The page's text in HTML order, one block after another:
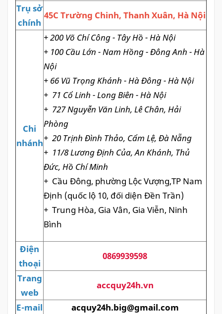
Trụ sở
chính
45C Trường Chinh, Thanh Xuân, Hà Nội
Chi
nhánh
+ 200 Võ Chí Công - Tây Hồ - Hà Nội
+ 100 Cầu Lớn - Nam Hồng - Đông Anh - Hà
Nội
+ 66 Vũ Trọng Khánh - Hà Đông - Hà Nội
+ 71 Cổ Linh - Long Biên - Hà Nội
+ 727 Nguyễn Văn Linh, Lê Chân, Hải
Phòng
+ 20 Trịnh Đình Thảo, Cẩm Lệ, Đà Nẵng
+ 11/8 Lương Định Của, An Khánh, Thủ
Đức, Hồ Chí Minh
+ Cầu Đông, phường Lộc Vượng,TP Nam
Định (quốc lộ 10, đối diện Đền Trần)
+ Trung Hòa, Gia Vân, Gia Viễn, Ninh
Bình
Điện
thoại
0869939598
Trang
web
accquy24h.vn
E-mail
acquy24h.big@gmail.com